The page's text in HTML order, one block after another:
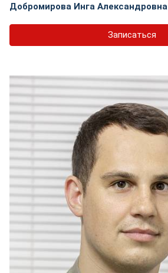
Добромирова Инга Александровна
Записаться